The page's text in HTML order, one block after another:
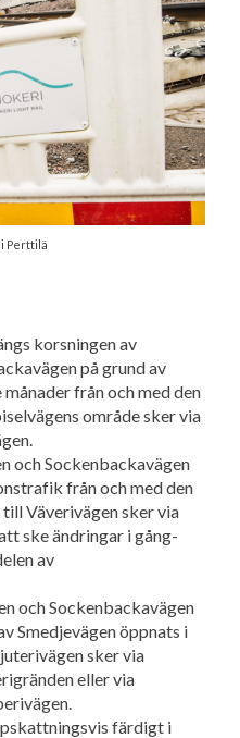
Perttilä
korsningen av
på grund av
från och med den
område sker via
och Sockenbackavägen
från och med den
Väverivägen sker via
ske ändringar i gång-
av
och Sockenbackavägen
Smedjevägen öppnats i
sker via
eller via
färdigt i